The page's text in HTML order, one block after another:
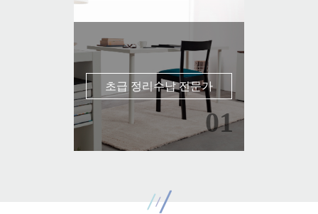
01
초급 정리수납 전문가